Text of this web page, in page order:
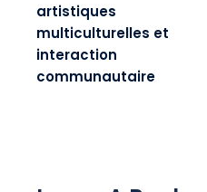
artistiques
multiculturelles et
interaction
communautaire